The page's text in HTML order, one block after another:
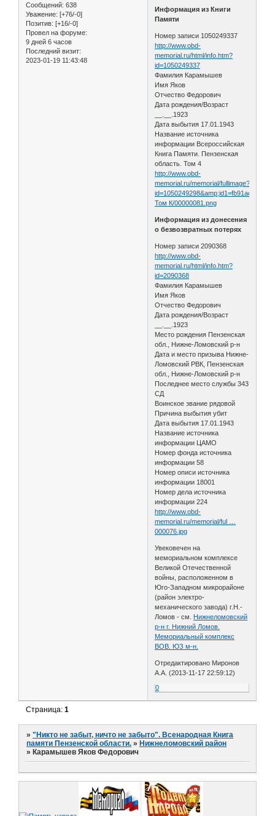
Сообщений: 638
Уважение: [+76/-0]
Позитив: [+16/-0]
Провел на форуме:
9 дней 6 часов
Последний визит:
2023-01-19 11:43:48
Информация из Книги
Памяти
Номер записи 1050249337
http://www.obd-
memorial.ru/html/info.htm?
id=1050249337
Фамилия Карамышев
Имя Яков
Отчество Федорович
Дата рождения/Возраст
__.__.1923
Дата выбытия 17.01.1943
Название источника
информации Всероссийская
Книга Памяти. Пензенская
область. Том 4
http://www.obd-
memorial.ru/memorial/fullimage?
Том К/00000081.png
Информация из донесения
о безвозвратных потерях
Номер записи 2090368
http://www.obd-
memorial.ru/html/info.htm?
id=2090368
Фамилия Карамышев
Имя Яков
Отчество Федорович
Дата рождения/Возраст
__.__.1923
Место рождения Пензенская
обл., Нижне-Ломовский р-н
Дата и место призыва Нижне-
Ломовский РВК, Пензенская
обл., Нижне-Ломовский р-н
Последнее место службы 343
СД
Воинское звание рядовой
Причина выбытия убит
Дата выбытия 17.01.1943
Название источника
информации ЦАМО
Номер фонда источника
информации 58
Номер описи источника
информации 18001
Номер дела источника
информации 224
http://www.obd-
memorial.ru/memorial/ful …
000076.jpg
Увековечен на
мемориальном комплексе
Великой Отечественной
войны, расположенном в
Юго-Западном микрорайоне
(район электро-
механического завода) г.Н.-
Ломов - см. Нижнеломовский
р-н г. Нижний Ломов.
Мемориальный комплекс
ВОВ. ЮЗ м-н.
Отредактировано Миронов
А.А. (2013-11-17 22:59:12)
0
Страница:1
»"Никто не забыт, ничто не забыто". Всенародная Книга
памяти Пензенской области. » Нижнеломовский район
» Карамышев Яков Федорович